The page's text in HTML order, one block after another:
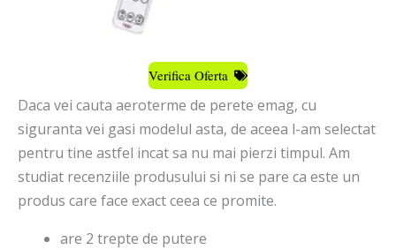
Verifica Oferta
Daca vei cauta aeroterme de perete emag, cu
siguranta vei gasi modelul asta, de aceea l-am selectat
pentru tine astfel incat sa nu mai pierzi timpul. Am
studiat recenziile produsului si ni se pare ca este un
produs care face exact ceea ce promite.
are 2 trepte de putere